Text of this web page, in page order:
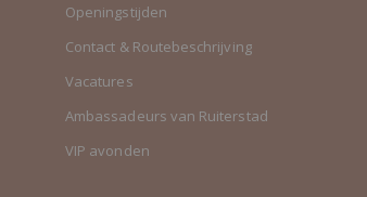
Openingstijden
Contact & Routebeschrijving
Vacatures
Ambassadeurs van Ruiterstad
VIP avonden